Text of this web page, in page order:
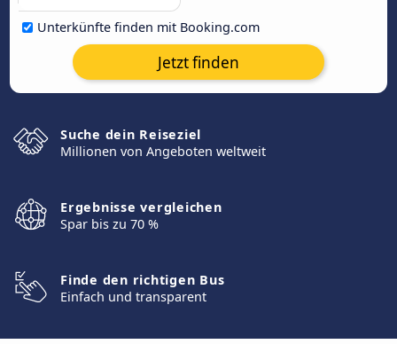
Unterkünfte finden mit Booking.com
Jetzt finden
Suche dein Reiseziel
Millionen von Angeboten weltweit
Ergebnisse vergleichen
Spar bis zu 70 %
Finde den richtigen Bus
Einfach und transparent